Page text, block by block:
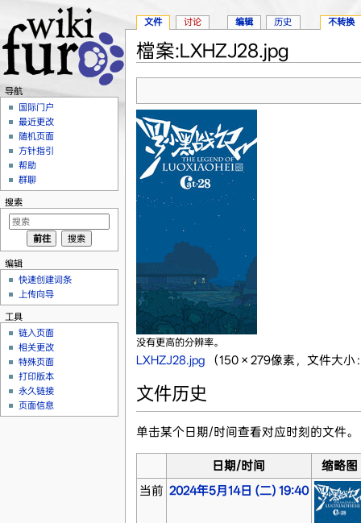
檔案:LXHZJ28.jpg
没有更高的分辨率。
LXHZJ28.jpg‎ （150 × 279像素，文件大
文件历史
单击某个日期/时间查看对应时刻的文件。
日期/时间
缩略图
当前 2024年5月14日 (二) 19:40
文件 讨论 编辑 历史 不转换
导航
国际门户
最近更改
随机页面
方针指引
帮助
群聊
搜索
编辑
快速创建词条
上传向导
工具
链入页面
相关更改
特殊页面
打印版本
永久链接
页面信息